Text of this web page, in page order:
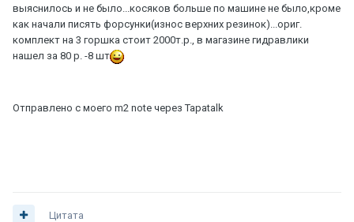
выяснилось и не было...косяков больше по машине не было,кроме
как начали писять форсунки(износ верхних резинок)...ориг.
комплект на 3 горшка стоит 2000т.р., в магазине гидравлики
нашел за 80 р. -8 шт
Отправлено с моего m2 note через Tapatalk
Цитата